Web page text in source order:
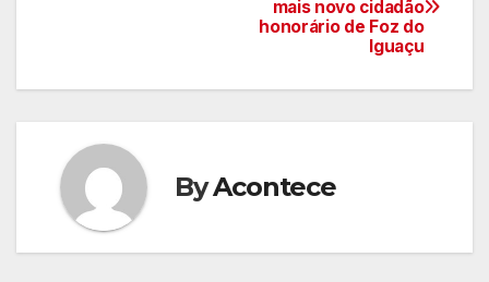
mais novo cidadão
honorário de Foz do
Iguaçu
ByAcontece